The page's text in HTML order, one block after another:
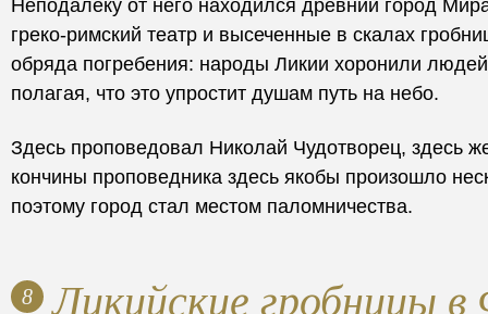
Неподалеку от него находился древний город
греко-римский театр и высеченные в скалах
обряда погребения: народы Ликии хоронили
полагая, что это упростит душам путь на небо.
Здесь проповедовал Николай Чудотворец, здесь
кончины проповедника здесь якобы произошло
поэтому город стал местом паломничества.
8 Ликийские гробницы